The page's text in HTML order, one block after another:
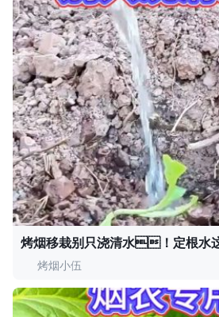
烤烟移栽别只浇清水！定根
苗快、扎根稳，重茬地也
烤烟小伍